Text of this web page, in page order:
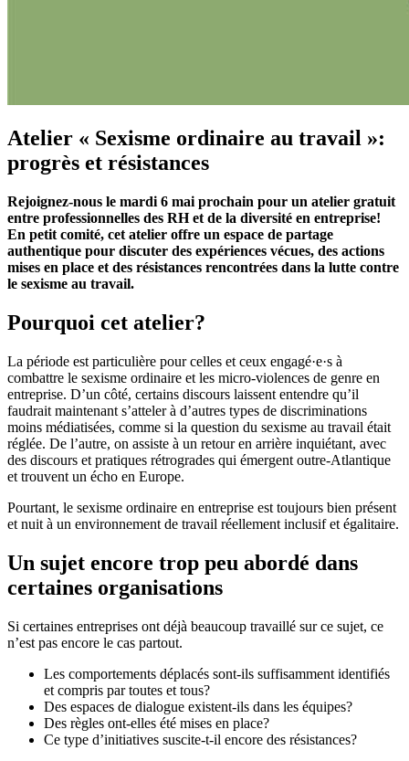
Atelier « Sexisme ordinaire au travail »:
progrès et résistances
Rejoignez-nous le mardi 6 mai prochain pour un atelier gratuit
entre professionnelles des RH et de la diversité en entreprise!
En petit comité, cet atelier offre un espace de partage
authentique pour discuter des expériences vécues, des actions
mises en place et des résistances rencontrées dans la lutte contre
le sexisme au travail.
Pourquoi cet atelier?
La période est particulière pour celles et ceux engagé·e·s à
combattre le sexisme ordinaire et les micro-violences de genre en
entreprise. D’un côté, certains discours laissent entendre qu’il
faudrait maintenant s’atteler à d’autres types de discriminations
moins médiatisées, comme si la question du sexisme au travail était
réglée. De l’autre, on assiste à un retour en arrière inquiétant, avec
des discours et pratiques rétrogrades qui émergent outre-Atlantique
et trouvent un écho en Europe.
Pourtant, le sexisme ordinaire en entreprise est toujours bien présent
et nuit à un environnement de travail réellement inclusif et égalitaire.
Un sujet encore trop peu abordé dans
certaines organisations
Si certaines entreprises ont déjà beaucoup travaillé sur ce sujet, ce
n’est pas encore le cas partout.
Les comportements déplacés sont-ils suffisamment identifiés
et compris par toutes et tous?
Des espaces de dialogue existent-ils dans les équipes?
Des règles ont-elles été mises en place?
Ce type d’initiatives suscite-t-il encore des résistances?